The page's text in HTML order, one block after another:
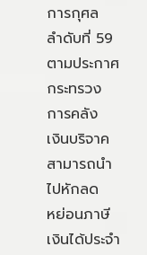
การกุศล
ลำดับที่ 59
ตามประกาศ
กระทรวง
การคลัง
เงินบริจาค
สามารถนำ
ไปหักลด
หย่อนภาษี
เงินได้ประจำ